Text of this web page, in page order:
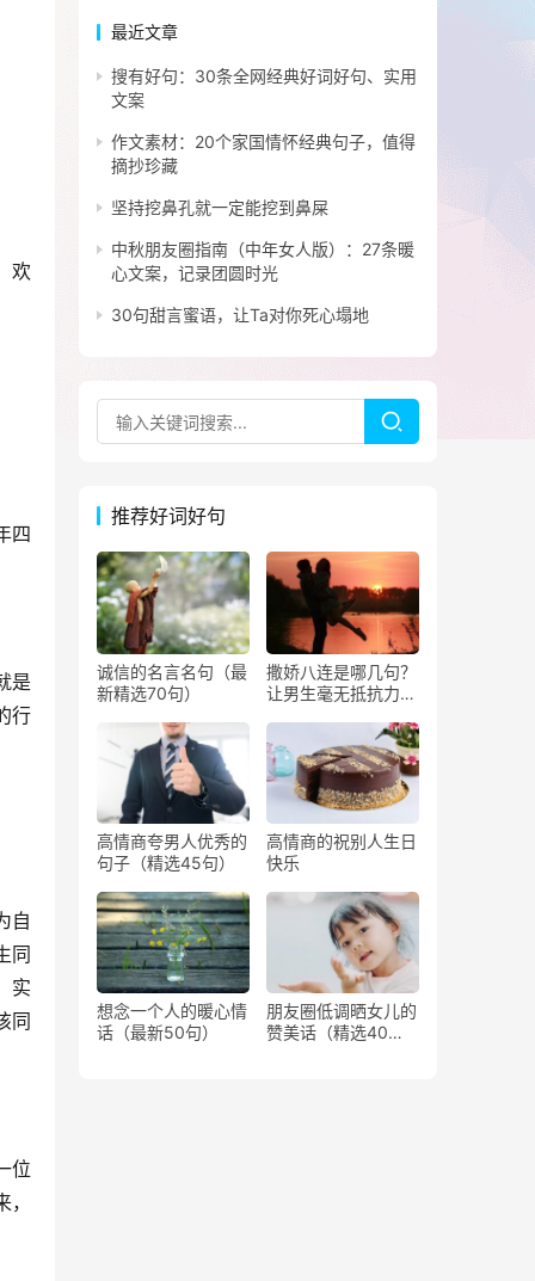
欢
四
是
行
自
同
实
同
位
最近文章
搜有好句：30条全网经典好词好句、实用
文案
作文素材：20个家国情怀经典句子，值得
摘抄珍藏
坚持挖鼻孔就一定能挖到鼻屎
中秋朋友圈指南（中年女人版）：27条暖
心文案，记录团圆时光
30句甜言蜜语，让Ta对你死心塌地
推荐好词好句
诚信的名言名句（最
新精选70句）
撒娇八连是哪几句？
让男生毫无抵抗力撒
高情商夸男人优秀的
句子（精选45句）
高情商的祝别人生日
快乐
想念一个人的暖心情
话（最新50句）
朋友圈低调晒女儿的
赞美话（精选40